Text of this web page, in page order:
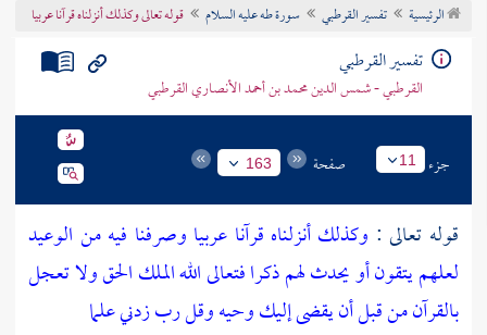
تراجم الأعلام
الرئيسية تفسير القرطبي سورة طه عليه السلام قوله تعالى وكذلك أنزلناه قرآنا عربيا
تفسير القرطبي
القرطبي - شمس الدين محمد بن أحمد الأنصاري القرطبي
جزء 11 صفحة 163
قوله تعالى : وكذلك أنزلناه قرآنا عربيا وصرفنا فيه من الوعيد
لعلهم يتقون أو يحدث لهم ذكرا فتعالى الله الملك الحق ولا تعجل
بالقرآن من قبل أن يقضى إليك وحيه وقل رب زدني علما